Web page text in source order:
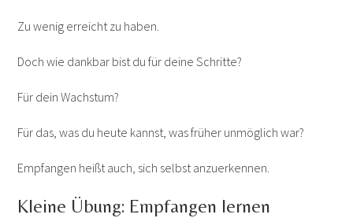
Zu wenig erreicht zu haben.
Doch wie dankbar bist du für deine Schritte?
Für dein Wachstum?
Für das, was du heute kannst, was früher unmöglich war?
Empfangen heißt auch, sich selbst anzuerkennen.
Kleine Übung: Empfangen lernen